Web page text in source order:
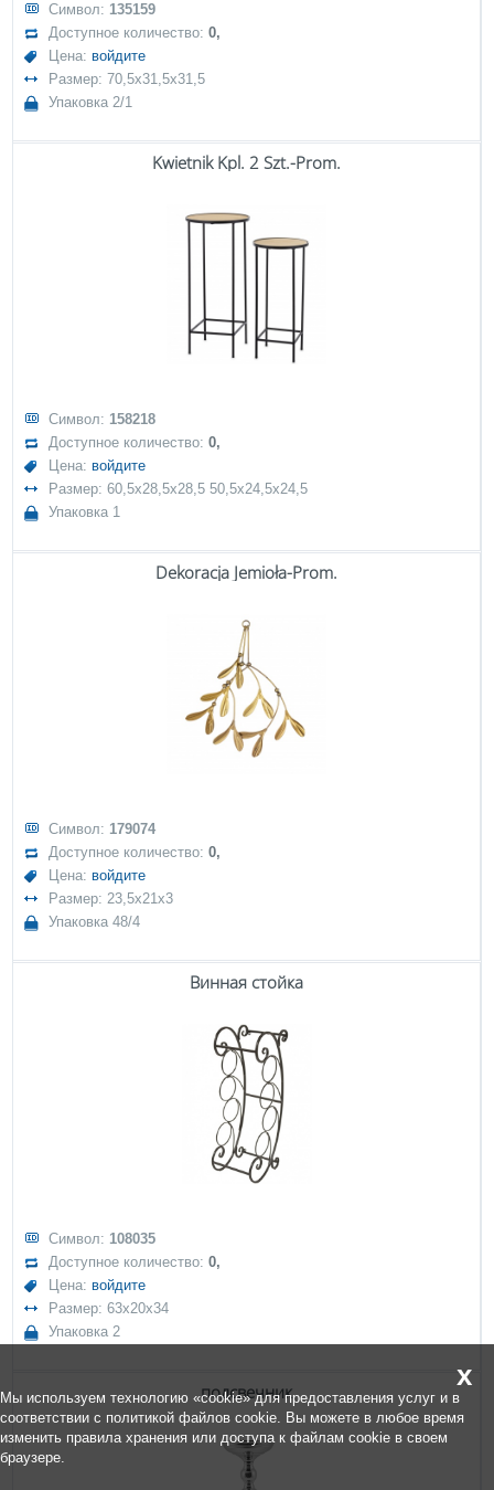
Символ: 135159
Доступное количество:0,
Цена: войдите
Размер: 70,5x31,5x31,5
Упаковка 2/1
Kwietnik Kpl. 2 Szt.-Prom.
Символ: 158218
Доступное количество:0,
Цена: войдите
Размер: 60,5x28,5x28,5 50,5x24,5x24,5
Упаковка 1
Dekoracja Jemioła-Prom.
Символ: 179074
Доступное количество:0,
Цена: войдите
Размер: 23,5x21x3
Упаковка 48/4
Винная стойка
Символ: 108035
Доступное количество:0,
Цена: войдите
Размер: 63x20x34
Упаковка 2
подсвечник x
Мы используем технологию «cookie» для предоставления услуг и в
соответствии с политикой файлов cookie. Вы можете в любое время
изменить правила хранения или доступа к файлам cookie в своем
браузере.